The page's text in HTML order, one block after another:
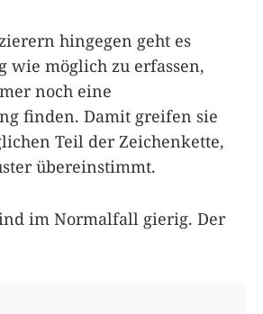
hingegen geht es
wie möglich zu erfassen,
noch eine
finden. Damit greifen sie
Teil der Zeichenkette,
übereinstimmt.
im Normalfall gierig. Der